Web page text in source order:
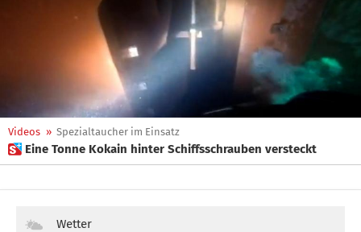
Videos » Spezialtaucher im Einsatz
 Eine Tonne Kokain hinter Schiffsschrauben versteckt
Wetter